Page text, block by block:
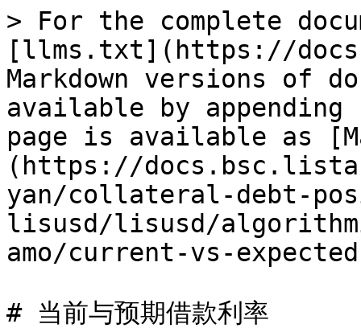
> For the complete
[llms.txt](https://
Markdown versions of
available by
page is available as
(https://
yan/collateral-debt-
lisusd/lisusd/
amo/current-vs-
# 当前与预期借款利率